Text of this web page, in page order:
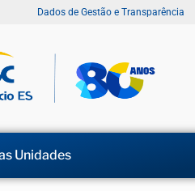
Dados de Gestão e Transparência
Unidades